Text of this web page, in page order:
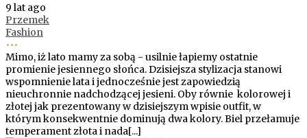
9 lat ago
Przemek
Fashion
•••
Mimo, iż lato mamy za sobą - usilnie łapiemy ostatnie
promienie jesiennego słońca. Dzisiejsza stylizacja stanowi
wspomnienie lata i jednocześnie jest zapowiedzią
nieuchronnie nadchodzącej jesieni. Oby równie kolorowej i
złotej jak prezentowany w dzisiejszym wpisie outfit, w
którym konsekwentnie dominują dwa kolory. Biel przełamuje
temperament złota i nada[...]